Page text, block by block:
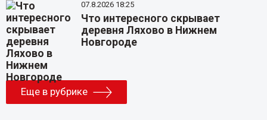
07.8.2026 18:25
Что интересного скрывает
деревня Ляхово в Нижнем
Новгороде
Еще в рубрике